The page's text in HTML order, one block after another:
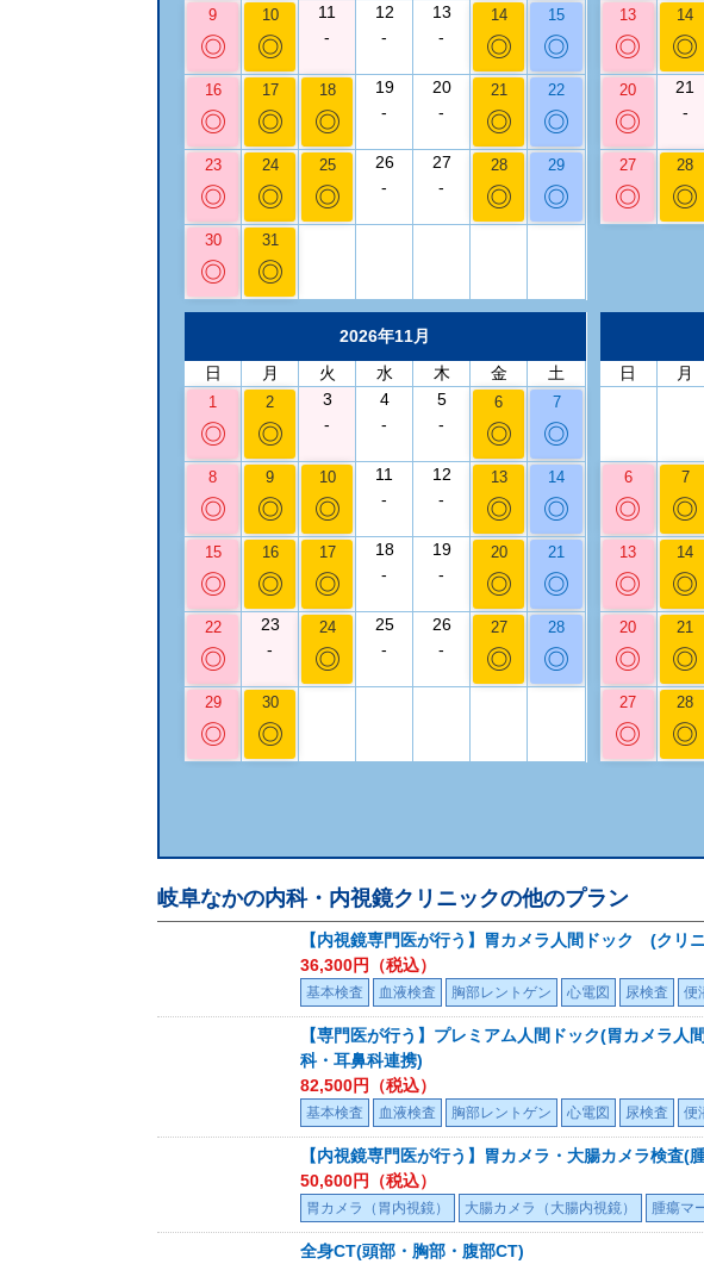
9
◎
10
◎
11
-
12
-
13
-
14
◎
15
◎
16
◎
17
◎
18
◎
19
-
20
-
21
◎
22
◎
23
◎
24
◎
25
◎
26
-
27
-
28
◎
29
◎
30
◎
31
◎
13
◎
14
◎
20
◎
21
-
27
◎
28
◎
2026年11月
日
月 火 水 木 金 土
1
◎
2
◎
3
-
4
-
5
-
6
◎
7
◎
8
◎
9
◎
10
◎
11
-
12
-
13
◎
14
◎
15
◎
16
◎
17
◎
18
-
19
-
20
◎
21
◎
22
◎
23
-
24
◎
25
-
26
-
27
◎
28
◎
29
◎
30
◎
日
月
6
◎
7
◎
13
◎
14
◎
20
◎
21
◎
27
◎
28
◎
岐阜なかの内科・内視鏡クリニックの他のプラン
【内視鏡専門医が行う】胃カメラ人間ドック (クリ
36,300円（税込）
基本検査 血液検査 胸部レントゲン 心電図 尿検査 便
【専門医が行う】プレミアム人間ドック(胃カメラ
科・耳鼻科連携)
82,500円（税込）
基本検査 血液検査 胸部レントゲン 心電図 尿検査 便
【内視鏡専門医が行う】胃カメラ・大腸カメラ検査(
50,600円（税込）
胃カメラ（胃内視鏡） 大腸カメラ（大腸内視鏡） 腫瘍マ
全身CT(頭部・胸部・腹部CT)